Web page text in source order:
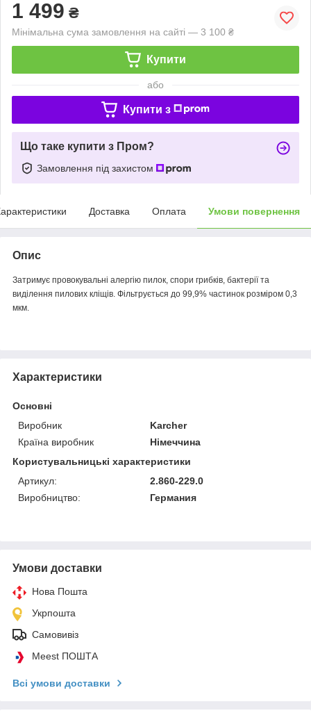
1 499 ₴
Мінімальна сума замовлення на сайті — 3 100 ₴
Купити
або
Купити з
Що таке купити з Пром?
Замовлення під захистом
Доставка Оплата Умови повернення
Опис
Затримує провокувальні алергію пилок, спори грибків, бактерії та
виділення пилових кліщів. Фільтрується до 99,9% частинок розміром 0,3
мкм.
Характеристики
Основні
Виробник
Karcher
Країна виробник
Німеччина
Користувальницькі характеристики
Артикул:
2.860-229.0
Виробництво:
Германия
Умови доставки
Нова Пошта
Укрпошта
Самовивіз
Meest ПОШТА
Всі умови доставки